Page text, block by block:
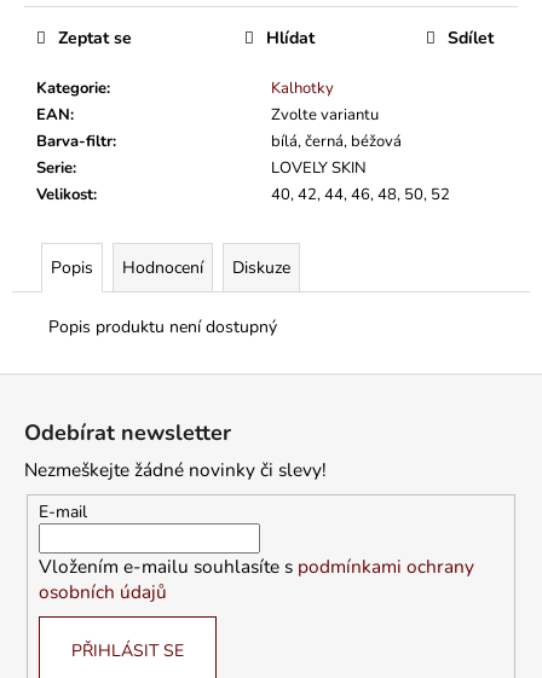
Kategorie:
Kalhotky
EAN:
Zvolte variantu
Barva-filtr:
bílá, černá, béžová
Serie:
LOVELY SKIN
Velikost: 40, 42, 44, 46, 48, 50, 52
Zeptat se Hlídat Sdílet
Popis Hodnocení Diskuze
Popis produktu není dostupný
Odebírat newsletter
Nezmeškejte žádné novinky či slevy!
E-mail
Vložením e-mailu souhlasíte s podmínkami ochrany
osobních údajů
PŘIHLÁSIT SE